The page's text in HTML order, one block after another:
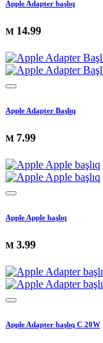
Apple Adapter başlıq
M 14.99
Apple Adapter Başlıq
M 7.99
Apple Apple başlıq
M 3.99
Apple Adapter başlıq C 20W